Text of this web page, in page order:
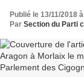
Brest le
Publié le 13/11/2018
Par Section du Parti